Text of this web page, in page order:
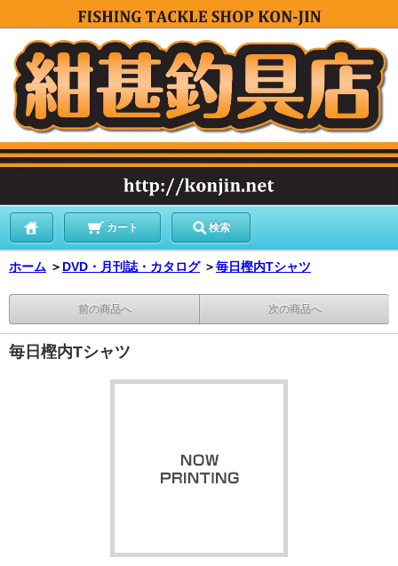
カート 検索
ホーム ＞ DVD・月刊誌・カタログ ＞毎日樫内Tシャツ
前の商品へ 次の商品へ
毎日樫内Tシャツ